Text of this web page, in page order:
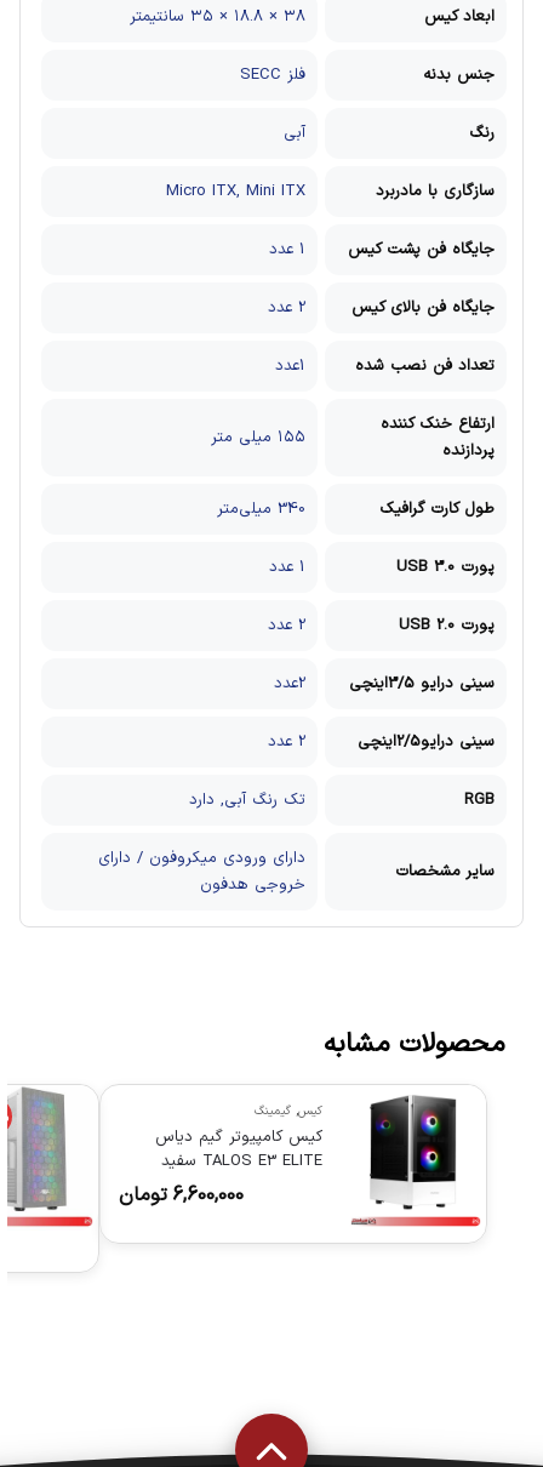
ابعاد کیس ۳۸ × ۱۸.۸ × ۳۵ سانتیمتر
جنس بدنه فلز SECC
رنگ آبی
سازگاری با مادربرد Micro ITX, Mini ITX
جایگاه فن پشت کیس 1 عدد
جایگاه فن بالای کیس 2 عدد
تعداد فن نصب شده 1عدد
ارتفاع خنک کننده
پردازنده
۱۵۵ میلی متر
طول کارت گرافیک 340 میلی‌متر
پورت USB 3.0 1 عدد
پورت USB 2.0 2 عدد
سینی درایو 3/5اینچی 2عدد
سینی درایو2/5اینچی 2 عدد
RGB تک رنگ آبی, دارد
سایر مشخصات
دارای ورودی میکروفون / دارای
خروجی هدفون
محصولات مشابه
کیس, گیمینگ
کیس کامپیوتر گیم دیاس
TALOS E3 ELITE سفید
6,600,000 تومان